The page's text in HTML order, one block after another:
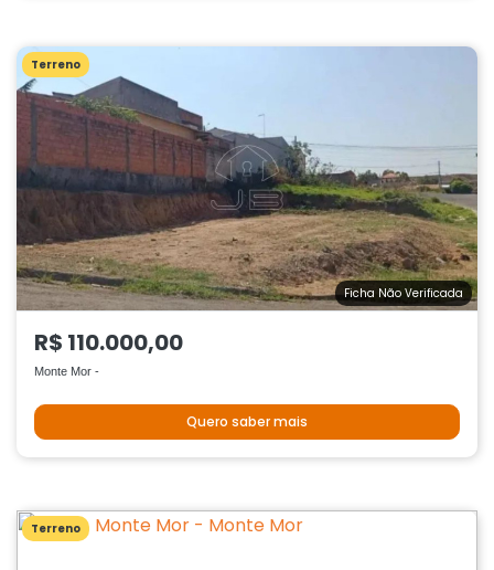
Terreno
Ficha Não Verificada
R$ 110.000,00
Monte Mor -
Quero saber mais
Terreno